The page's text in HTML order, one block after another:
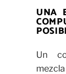
UNA
Un